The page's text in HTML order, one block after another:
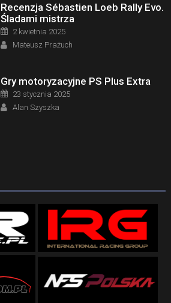
Recenzja Sébastien Loeb Rally Evo.
Śladami mistrza
Posted on
2 kwietnia 2025
Author
Mateusz Prażuch
Gry motoryzacyjne PS Plus Extra
Posted on
23 stycznia 2025
Author
Alan Szyszka